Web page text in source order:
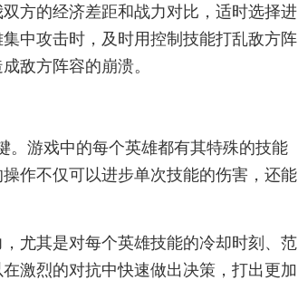
方的经济差距和战力对比，适时选择进
中攻击时，及时用控制技能打乱敌方阵
敌方阵容的崩溃。
。游戏中的每个英雄都有其特殊的技能
作不仅可以进步单次技能的伤害，还能
尤其是对每个英雄技能的冷却时刻、范
激烈的对抗中快速做出决策，打出更加